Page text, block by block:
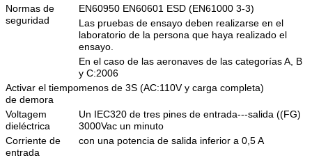
Normas de
seguridad
EN60950 EN60601 ESD (EN61000 3-3)
Las pruebas de ensayo deben realizarse en el
laboratorio de la persona que haya realizado el
ensayo.
En el caso de las aeronaves de las categorías A, B
y C:2006
Activar el tiempo
de demora
menos de 3S (AC:110V y carga completa)
Voltagem
dieléctrica
Un IEC320 de tres pines de entrada---salida ((FG)
3000Vac un minuto
Corriente de
entrada
con una potencia de salida inferior a 0,5 A